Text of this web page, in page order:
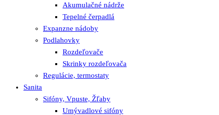
Akumulačné nádrže
Tepelné čerpadlá
Expanzne nádoby
Podlahovky
Rozdeľovače
Skrinky rozdeľovača
Regulácie, termostaty
Sanita
Sifóny, Vpuste, Žľaby
Umývadlové sifóny